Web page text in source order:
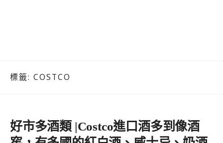
標籤: COSTCO
好市多酒類 |Costco進口酒多到像酒